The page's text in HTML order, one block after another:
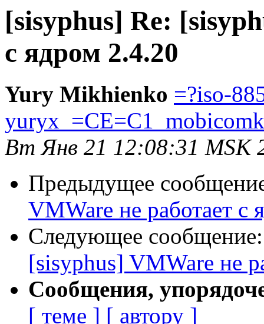
[sisyphus] Re:
с ядром 2.4.20
Yury Mikhienko =?iso-
Вт Янв 21 12:08:31 MSK
Предыдущее
VMWare не работает с
Следующее
[sisyphus] VMWare не
Сообщения,
[ теме ] [ автору ]